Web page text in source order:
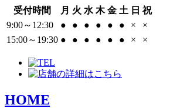
受付時間 月 火 水 木 金 土 日 祝
9:00～12:30
● ● ● ● ● ● ×
×
15:00～19:30 ● ● ● ● ● ● × ×
HOME